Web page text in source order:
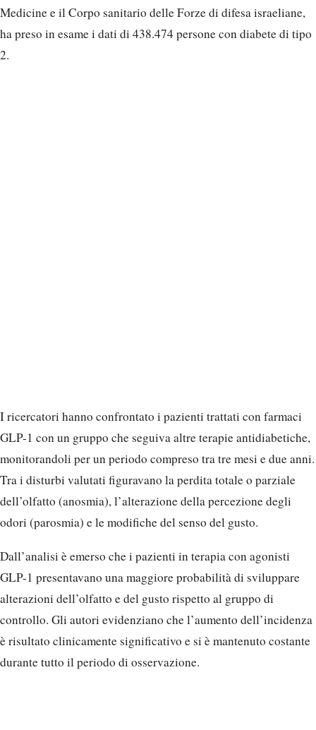
Medicine e il Corpo sanitario delle Forze di difesa israeliane,
ha preso in esame i dati di 438.474 persone con diabete di tipo
2.
I ricercatori hanno confrontato i pazienti trattati con farmaci
GLP-1 con un gruppo che seguiva altre terapie antidiabetiche,
monitorandoli per un periodo compreso tra tre mesi e due anni.
Tra i disturbi valutati figuravano la perdita totale o parziale
dell’olfatto (anosmia), l’alterazione della percezione degli
odori (parosmia) e le modifiche del senso del gusto.
Dall’analisi è emerso che i pazienti in terapia con agonisti
GLP-1 presentavano una maggiore probabilità di sviluppare
alterazioni dell’olfatto e del gusto rispetto al gruppo di
controllo. Gli autori evidenziano che l’aumento dell’incidenza
è risultato clinicamente significativo e si è mantenuto costante
durante tutto il periodo di osservazione.